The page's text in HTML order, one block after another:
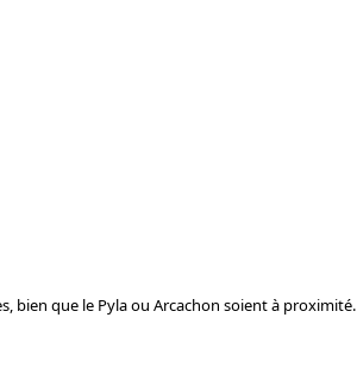
bien que le Pyla ou Arcachon soient à proximité.